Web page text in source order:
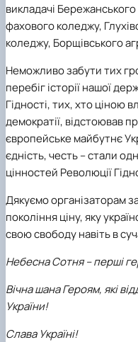
викладачі
фахового коледжу,
коледжу, Борщівського
Неможливо забути тих
перебіг історії нашої
Гідності, тих, хто ціною
демократії, відстоював
європейське майбутнє
єдність, честь – стали
цінностей Революції
Дякуємо організаторам
покоління ціну, яку
свою свободу навіть в
Небесна Сотня – перші
Вічна шана Героям, які
України!
Слава Україні!